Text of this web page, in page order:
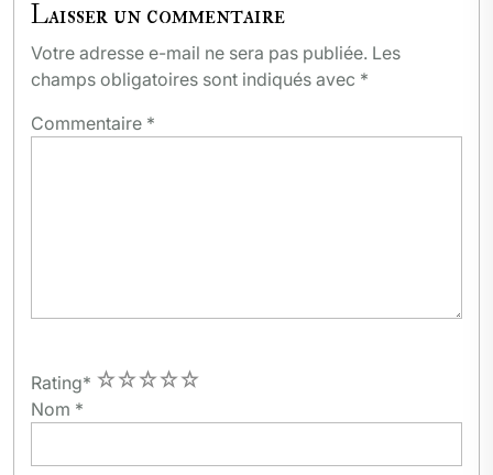
Laisser un commentaire
Votre adresse e-mail ne sera pas publiée. Les
champs obligatoires sont indiqués avec *
Commentaire *
Rating* 5
4
3
2
1
Nom *